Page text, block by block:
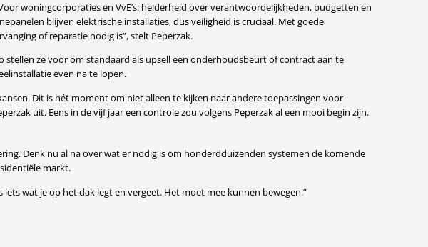
woningcorporaties en VvE’s: helderheid over verantwoordelijkheden, budgetten en
blijven elektrische installaties, dus veiligheid is cruciaal. Met goede
of reparatie nodig is”, stelt Peperzak.
ze voor om standaard als upsell een onderhoudsbeurt of contract aan te
even na te lopen.
Dit is hét moment om niet alleen te kijken naar andere toepassingen voor
uit. Eens in de vijf jaar een controle zou volgens Peperzak al een mooi begin zijn.
Denk nu al na over wat er nodig is om honderdduizenden systemen de komende
markt.
wat je op het dak legt en vergeet. Het moet mee kunnen bewegen.”